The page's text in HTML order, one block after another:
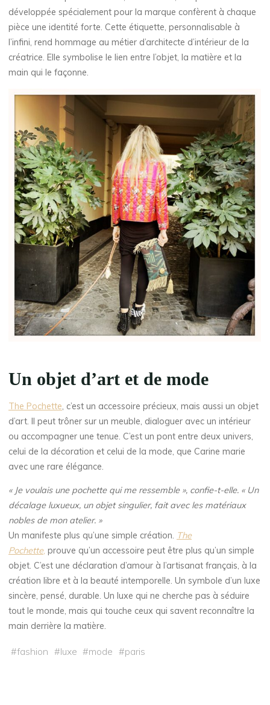
développée spécialement pour la marque confèrent à chaque
pièce une identité forte. Cette étiquette, personnalisable à
l’infini, rend hommage au métier d’architecte d’intérieur de la
créatrice. Elle symbolise le lien entre l’objet, la matière et la
main qui le façonne.
Un objet d’art et de mode
The Pochette, c’est un accessoire précieux, mais aussi un objet
d’art. Il peut trôner sur un meuble, dialoguer avec un intérieur
ou accompagner une tenue. C’est un pont entre deux univers,
celui de la décoration et celui de la mode, que Carine marie
avec une rare élégance.
« Je voulais une pochette qui me ressemble », confie-t-elle. « Un
décalage luxueux, un objet singulier, fait avec les matériaux
nobles de mon atelier. »
Un manifeste plus qu’une simple création. The
Pochette, prouve qu’un accessoire peut être plus qu’un simple
objet. C’est une déclaration d’amour à l’artisanat français, à la
création libre et à la beauté intemporelle. Un symbole d’un luxe
sincère, pensé, durable. Un luxe qui ne cherche pas à séduire
tout le monde, mais qui touche ceux qui savent reconnaître la
main derrière la matière.
#fashion #luxe #mode #paris